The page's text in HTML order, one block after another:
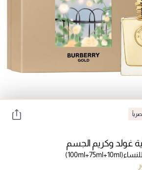
غولد وكريم الجسم
(100ml+75ml+10ml)